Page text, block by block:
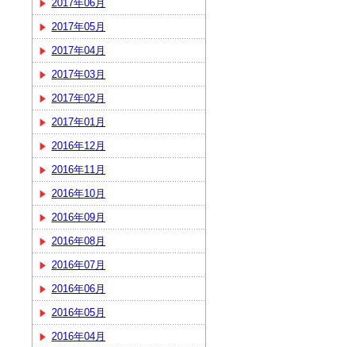
2017年06月
2017年05月
2017年04月
2017年03月
2017年02月
2017年01月
2016年12月
2016年11月
2016年10月
2016年09月
2016年08月
2016年07月
2016年06月
2016年05月
2016年04月